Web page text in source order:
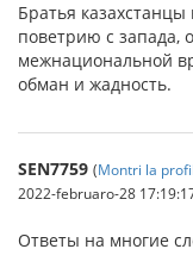
Братья
поветрию с запада,
межнациональной
обман и жадность.
SEN7759 (Montri la
2022-februaro-28
Ответы на многие